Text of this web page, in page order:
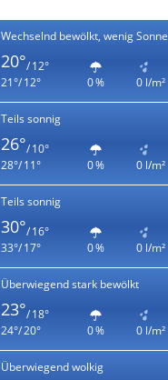
Wechselnd bewölkt, wenig Sonne
20°/ 12°
21°/ 12°
0 % 0 l/m²
Teils sonnig
26°/ 10°
28°/ 11°
0 % 0 l/m²
Teils sonnig
30°/ 16°
33°/ 17°
0 % 0 l/m²
Überwiegend stark bewölkt
23°/ 18°
24°/ 20°
0 % 0 l/m²
Überwiegend wolkig